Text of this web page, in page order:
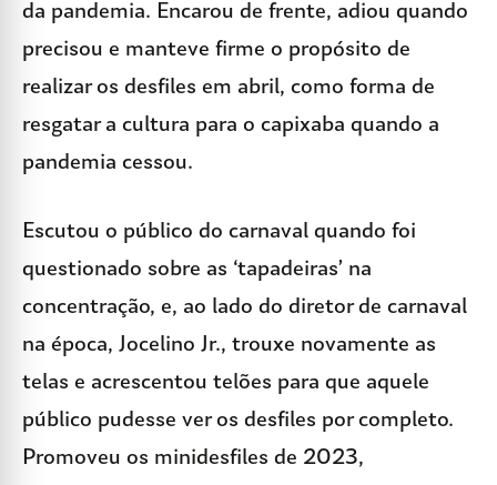
da pandemia. Encarou de frente, adiou quando
precisou e manteve firme o propósito de
realizar os desfiles em abril, como forma de
resgatar a cultura para o capixaba quando a
pandemia cessou.
Escutou o público do carnaval quando foi
questionado sobre as ‘tapadeiras’ na
concentração, e, ao lado do diretor de carnaval
na época, Jocelino Jr., trouxe novamente as
telas e acrescentou telões para que aquele
público pudesse ver os desfiles por completo.
Promoveu os minidesfiles de 2023,